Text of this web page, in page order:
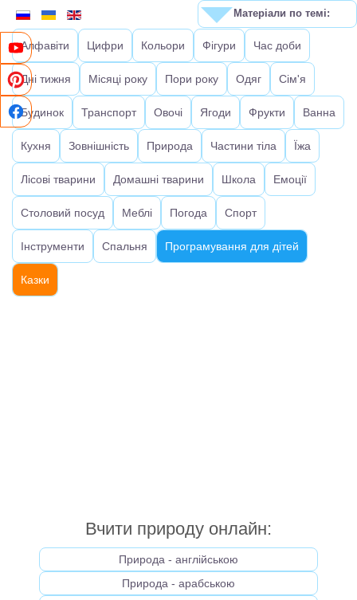
Алфавіти Цифри Кольори Фігури Час доби
Дні тижня Місяці року Пори року Одяг Сім'я
Будинок Транспорт Овочі Ягоди Фрукти Ванна
Кухня Зовнішність Природа Частини тіла Їжа
Лісові тварини Домашні тварини Школа Емоції
Столовий посуд Меблі Погода Спорт
Інструменти Спальня Програмування для дітей
Казки
Вчити природу онлайн:
Природа - англійською
Природа - арабською
Матеріали по темі: